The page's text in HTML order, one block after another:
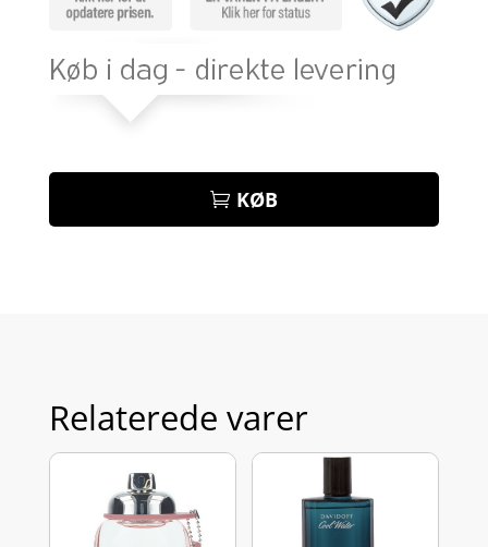
KØB
Relaterede varer